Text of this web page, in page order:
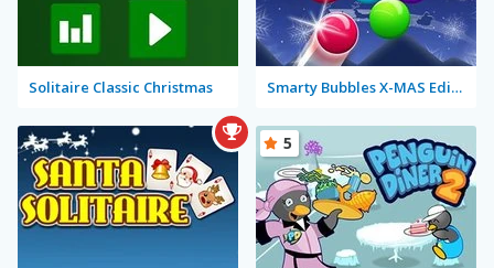
Solitaire Classic Christmas Smarty Bubbles X-MAS Edition
5